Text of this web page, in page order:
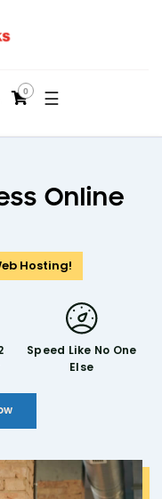
0 ☰
Online
Hosting!
Speed Like No One
Else